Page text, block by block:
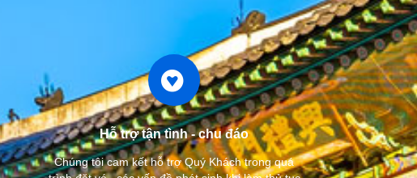
Hỗ trợ tận tình - chu đáo
Chúng tôi cam kết hỗ trợ Quý Khách trong quá